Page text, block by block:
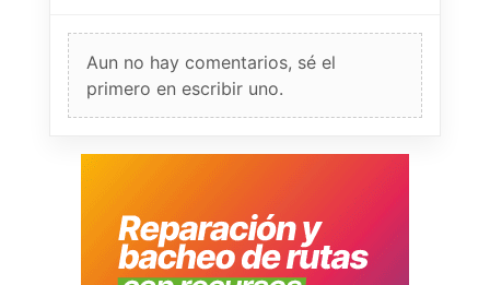
Aun no hay comentarios, sé el
primero en escribir uno.